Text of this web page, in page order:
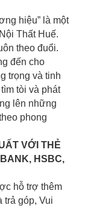
hiệu” là một
Thất Huế.
theo đuổi.
đến cho
trọng và tinh
tòi và phát
lên những
phong
VỚI THẺ
HSBC,
hỗ trợ thêm
trả góp, Vui